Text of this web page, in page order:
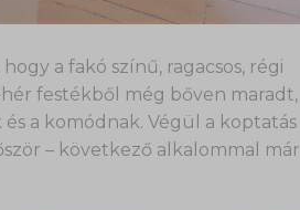
a fakó színű, ragacsos, régi
festékből még bőven maradt,
a komódnak. Végül a koptatás
– következő alkalommal már